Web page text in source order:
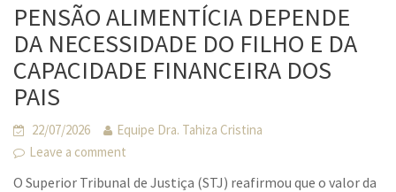
PENSÃO ALIMENTÍCIA DEPENDE
DA NECESSIDADE DO FILHO E DA
CAPACIDADE FINANCEIRA DOS
PAIS
22/07/2026
Equipe Dra. Tahiza Cristina
Leave a comment
O Superior Tribunal de Justiça (STJ) reafirmou que o valor da